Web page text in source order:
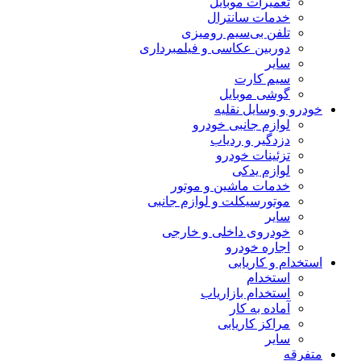
خدمات سانترال
تلفن بی‌سیم رومیزی
دوربین عکاسی و فیلمبرداری
سایر
سیم کارت
گوشی موبایل
خودرو و وسایل نقلیه
لوازم جانبی خودرو
دزدگیر و ردیاب
تزئینات خودرو
لوازم یدکی
خدمات ماشین و موتور
موتورسیکلت و لوازم جانبی
سایر
خودروی داخلی و خارجی
اجاره خودرو
استخدام و کاریابی
استخدام
استخدام بازاریاب
آماده به کار
مراکز کاریابی
سایر
متفرقه